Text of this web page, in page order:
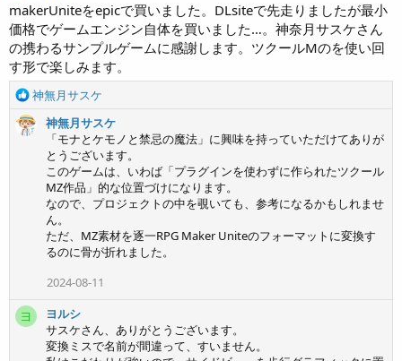
makerUniteをepicで買いました。DLsiteで先走りましたが最小
価格でゲームエンジン自体を買いました…。神奈月サスケさん
の携わるサンプルゲームに感謝します。ツクールMのを使い回
す形で楽しみます。
R
a
神無月サスケ
神無月サスケ
「モナとケモノと禁忌の魔法」に興味を持っていただけてありが
とうございます。
このゲームは、いわば「プラグインを使わずに作られたツクール
MZ作品」的な位置づけになります。
なので、プロジェクトの中を覗いても、参考になるかもしれませ
ん。
ただ、MZ素材を逐一RPG Maker Uniteのフォーマットに変換す
るのに骨が折れました。
2024-08-11
ヨ
ヨルシ
サスケさん、ありがとうございます。
変換ミスで名前が間違って、すいません。